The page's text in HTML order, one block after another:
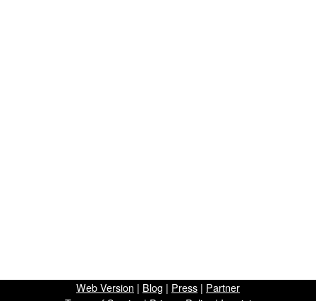
Web Version | Blog | Press | Partner